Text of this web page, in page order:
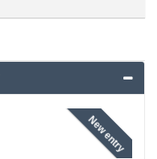
New entry